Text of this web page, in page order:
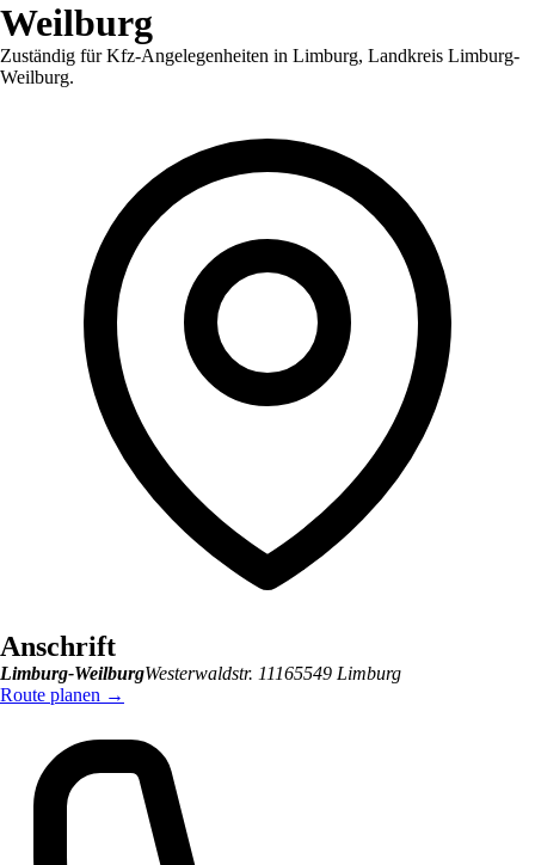
Weilburg
Zuständig für Kfz-Angelegenheiten in Limburg, Landkreis Limburg-
Weilburg.
Anschrift
Limburg-WeilburgWesterwaldstr. 11165549 Limburg
Route planen →